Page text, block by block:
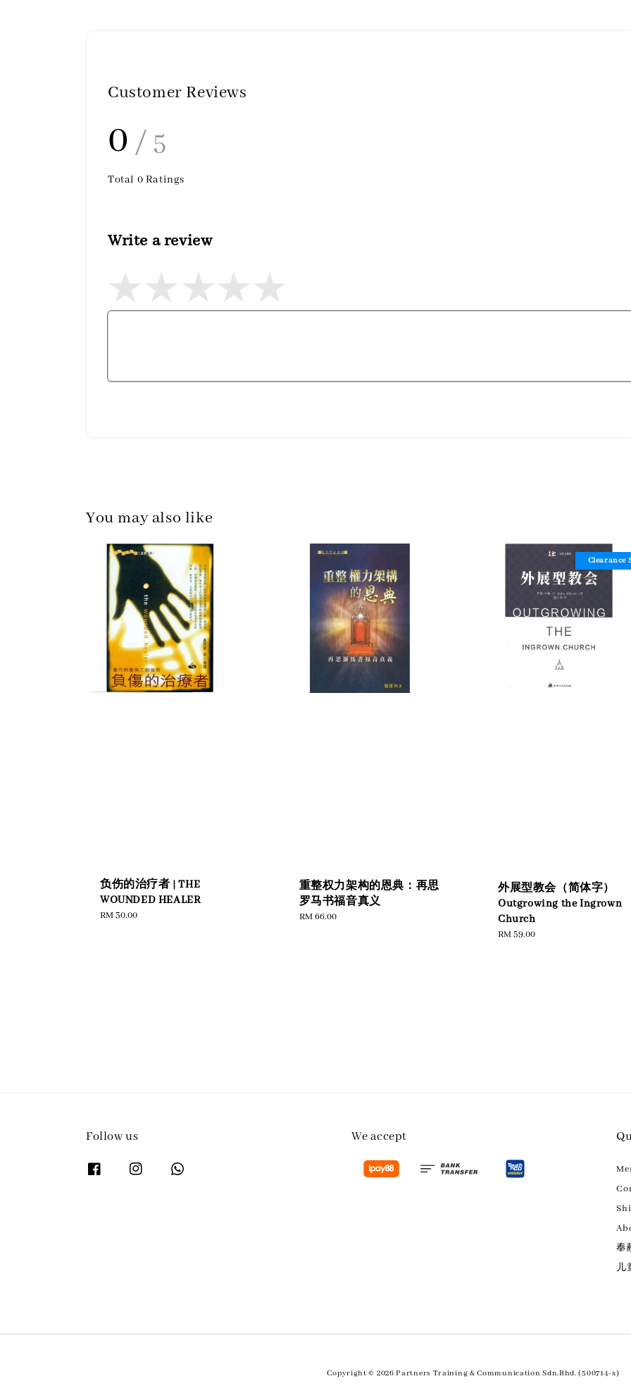
Customer Reviews
0 / 5
Total 0 Ratings
Write a review
You may also like
负伤的治疗者 | THE
WOUNDED HEALER
Regular
RM 30.00
重整权力架构的恩典：再思
罗马书福音真义
Regular
RM 66.00
Clearance
外展型教会（简体字）
Outgrowing the Ingrown
Church
Regular
RM 59.00
Follow us We accept
奉
儿
Copyright © 2026 Partners Training & Communication Sdn.Bhd. (500714-x)